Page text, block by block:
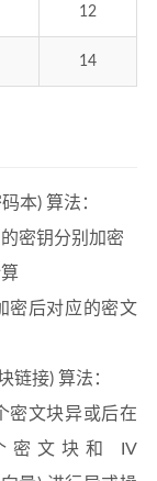
12
14
本) 算法：
密钥分别加密
密后对应的密文
链接) 算法：
密文块异或后在
密文块和 IV